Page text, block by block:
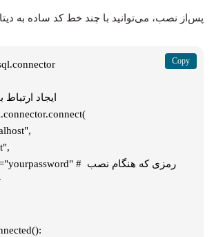
پس‌از نصب، می‌توانید با چند خط کد ساده به